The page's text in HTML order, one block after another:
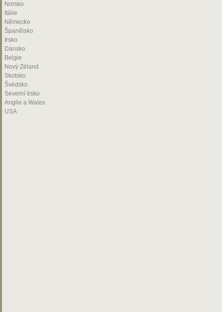
Norsko
Itálie
Německo
Španělsko
Irsko
Dánsko
Belgie
Nový Zéland
Skotsko
Švédsko
Severní Irsko
Anglie a Wales
USA